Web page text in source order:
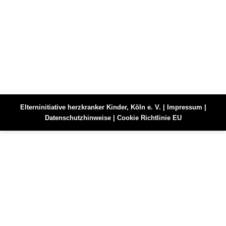
Elterninitiative herzkranker Kinder, Köln e. V. | Impressum
Datenschutzhinweise| Cookie Richtlinie EU